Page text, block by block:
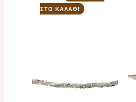
ΣΤΟ ΚΑΛΆΘΙ